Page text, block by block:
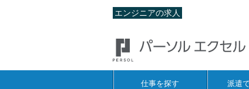
エンジニアの求人
仕事を探す 派遣